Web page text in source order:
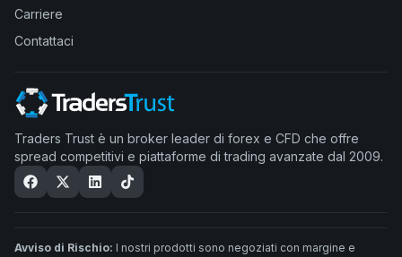
Carriere
Contattaci
Traders Trust è un broker leader di forex e CFD che offre
spread competitivi e piattaforme di trading avanzate dal 2009.
Avviso di Rischio: I nostri prodotti sono negoziati con margine e